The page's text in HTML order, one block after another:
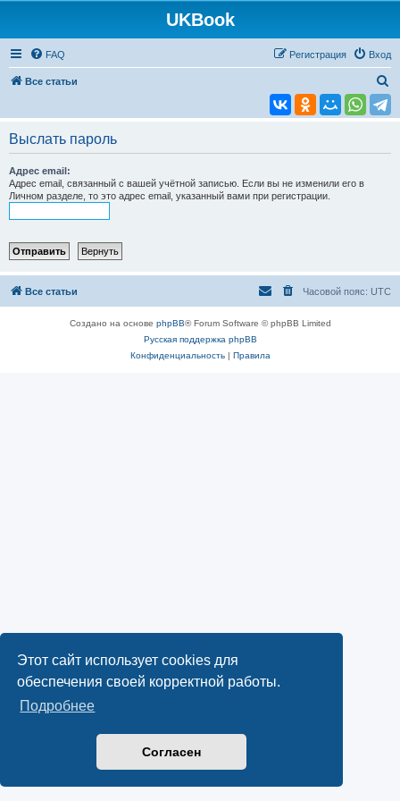
Этот сайт использует cookies для
обеспечения своей корректной работы.
Подробнее
Согласен
UKBook
FAQ Вход
Регистрация
Все статьи
Выслать пароль
Адрес email:
Адрес email, связанный с вашей учётной записью. Если вы не изменили его в
Личном разделе, то это адрес email, указанный вами при регистрации.
Все статьи Часовой пояс: UTC
Создано на основе phpBB® Forum Software © phpBB Limited
Русская поддержка phpBB
Конфиденциальность| Правила